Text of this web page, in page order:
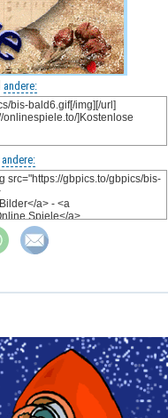
andere:
andere: